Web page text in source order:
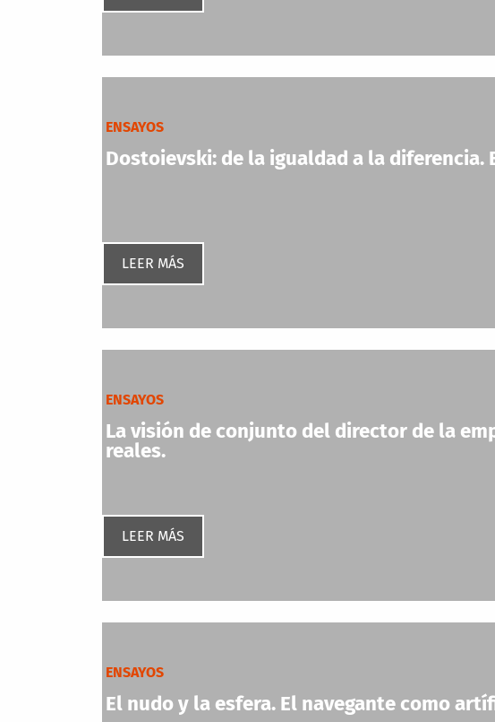
ENSAYOS
Dostoievski: de la igualdad a la diferencia.
LEER MÁS
ENSAYOS
La visión de conjunto del director de la
reales.
LEER MÁS
ENSAYOS
El nudo y la esfera. El navegante como